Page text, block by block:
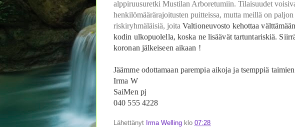
alppiruusuretki Mustilan Arboretumiin. Tilaisuudet
henkilömäärärajoitusten puitteissa, mutta meillä on
riskiryhmäläisiä, joita Valtioneuvosto kehottaa
kodin ulkopuolella, koska ne lisäävät tartuntariskiä.
koronan jälkeiseen aikaan !
Jäämme odottamaan parempia aikoja ja tsemppiä
Irma W
SaiMen pj
040 555 4228
Lähettänyt Irma Welling klo 07:28